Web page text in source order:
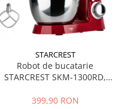
STARCREST
Robot de bucatarie
STARCREST SKM-1300RD,
Accesorii, 10 Viteze + Pulse,
399,90 RON